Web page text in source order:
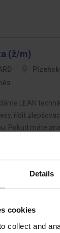
Details
cookies
collect and
(ž/m)
LEAN
řídit
Pokud máte
Nový